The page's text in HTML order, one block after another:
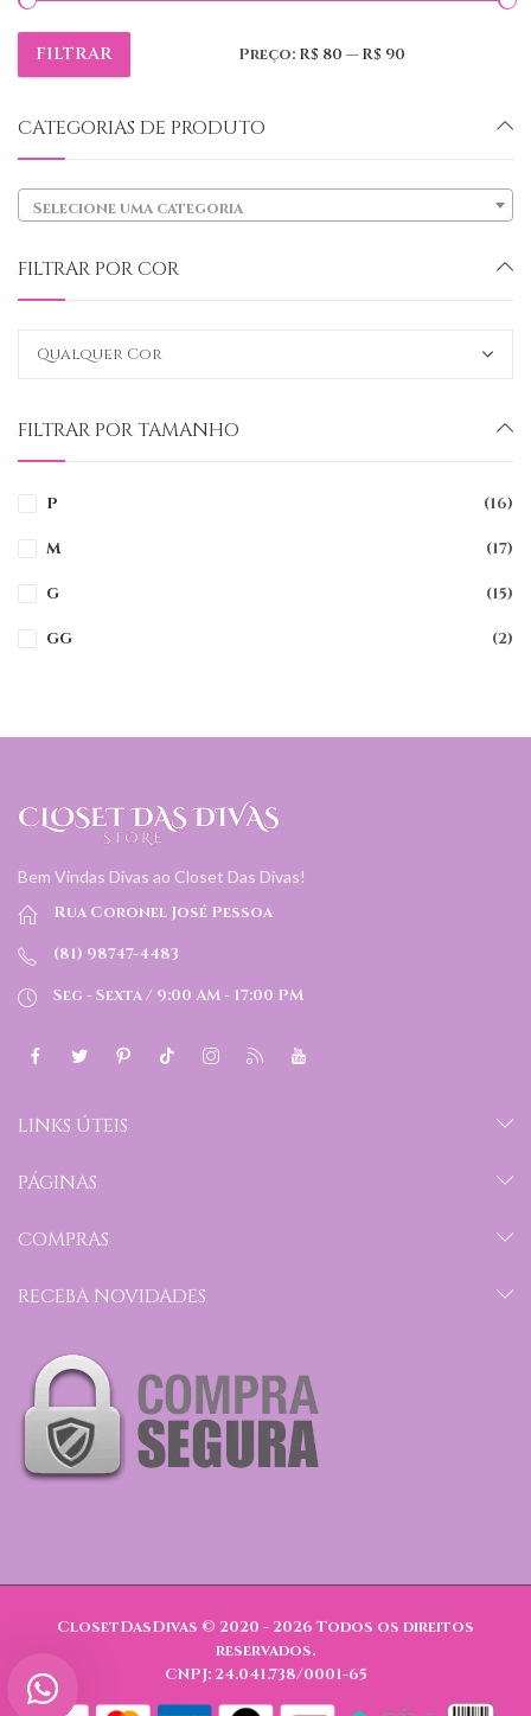
Preço
Preço
FILTRAR Preço: R$ 80 —R$ 90
CATEGORIAS DE PRODUTO
Selecione uma categoria
FILTRAR POR COR
FILTRAR POR TAMANHO
P (16)
M (17)
G (15)
GG (2)
Bem Vindas Divas ao Closet Das Divas!
Rua Coronel José Pessoa
(81) 98747-4483
Seg - Sexta / 9:00 AM - 17:00 PM
LINKS ÚTEIS
PÁGINAS
COMPRAS
RECEBA NOVIDADES
ClosetDasDivas © 2020 - 2026 Todos os direitos
reservados.
CNPJ: 24.041.738/0001-65